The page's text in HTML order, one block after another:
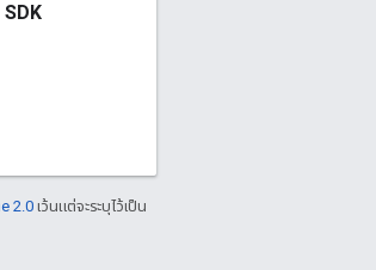
2.0เว้นแต่จะระบุไว้เป็น